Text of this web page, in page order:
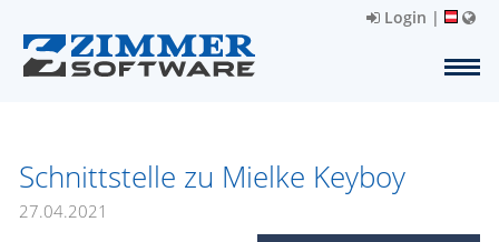
Login |
Schnittstelle zu Mielke Keyboy
27.04.2021